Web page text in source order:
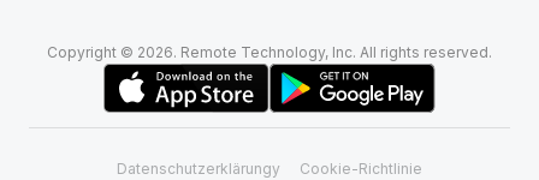
Copyright © 2026. Remote Technology, Inc. All rights reserved.
Datenschutzerklärungy Cookie-Richtlinie